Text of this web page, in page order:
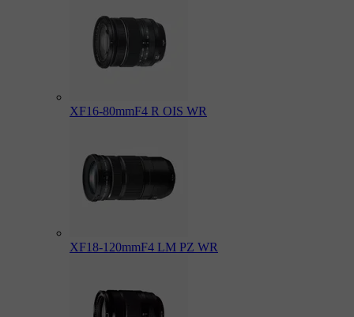
XF16-80mmF4 R OIS WR
XF18-120mmF4 LM PZ WR